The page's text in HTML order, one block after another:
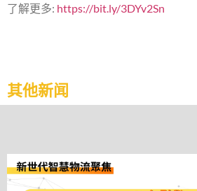
了解更多: https://bit.ly/3DYv2Sn
其他新闻